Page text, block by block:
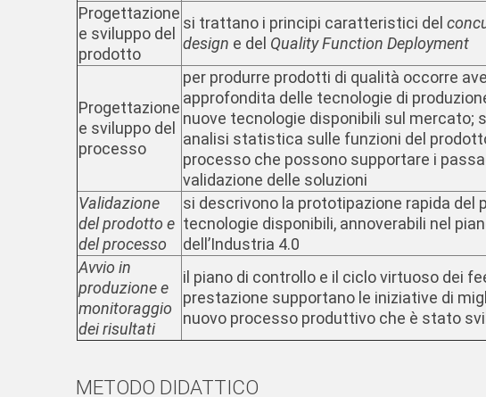
Progettazione
e sviluppo del
prodotto
si trattano i principi caratteristici del
design e del Quality Function Deployment
Progettazione
e sviluppo del
processo
per produrre prodotti di qualità occorre
approfondita delle tecnologie di
nuove tecnologie disponibili sul mercato;
analisi statistica sulle funzioni del
processo che possono supportare i
validazione delle soluzioni
Validazione
del prodotto e
del processo
si descrivono la prototipazione rapida del
tecnologie disponibili, annoverabili nel
dell’Industria 4.0
Avvio in
produzione e
monitoraggio
dei risultati
il piano di controllo e il ciclo virtuoso dei
prestazione supportano le iniziative di
nuovo processo produttivo che è stato
METODO DIDATTICO